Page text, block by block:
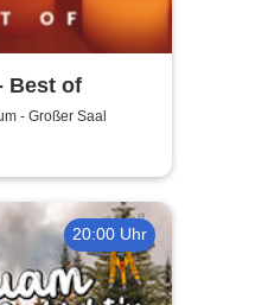
Best of
- Großer Saal
20:00 Uhr